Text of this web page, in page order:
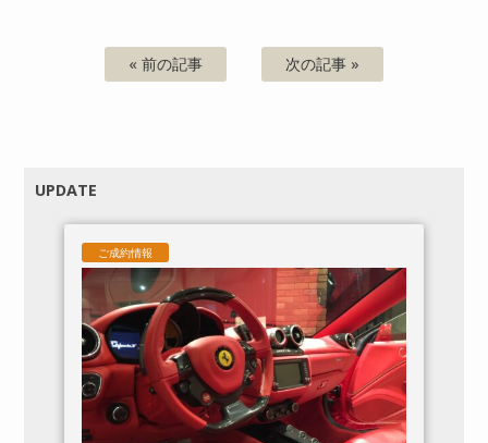
« 前の記事 次の記事 »
UPDATE
ご成約情報